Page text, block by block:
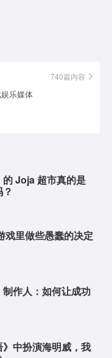
740篇内容
乐媒体
的 Joja 超市真的是
戏里做些愚蠢的决定
制作人：如何让成功
中扮演海明威，我